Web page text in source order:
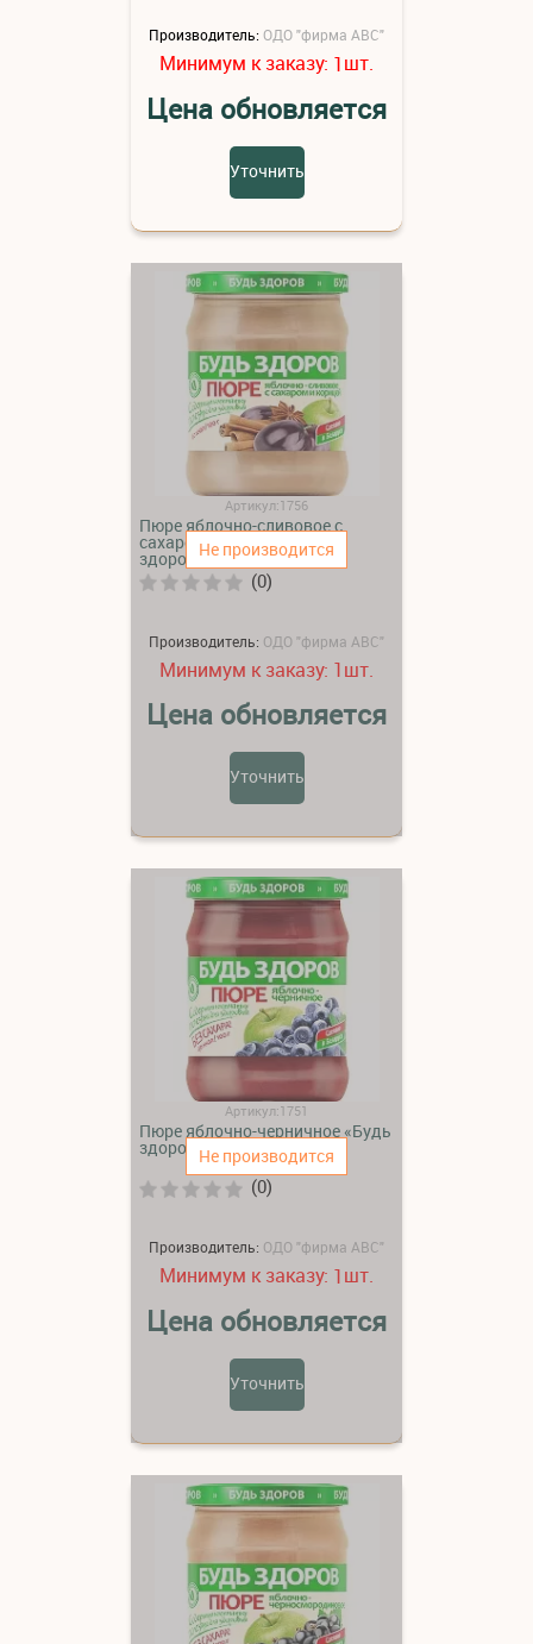
Производитель:ОДО "фирма АВС"
Минимум к заказу: 1шт.
Цена обновляется
Уточнить
Не производится
Артикул:1756
Пюре яблочно-сливовое с
сахаром и корицей «Будь
здоров»
(0)
Производитель: ОДО "фирма АВС"
Минимум к заказу: 1шт.
Цена обновляется
Уточнить
Не производится
Артикул:1751
Пюре яблочно-черничное «Будь
здоров»
(0)
Производитель: ОДО "фирма АВС"
Минимум к заказу: 1шт.
Цена обновляется
Уточнить